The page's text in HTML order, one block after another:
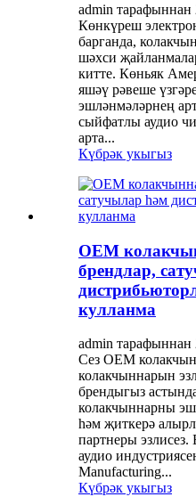
admin тарафыннан
Көнкүреш
барганда,
шәхси
китте. Көньяк
яшәү рәвеше
эшләнмәләрнең
сыйфатлы аудио
арта...
Күбрәк укыгыз
OEM
брендлар,
кулланма
admin тарафыннан
Сез OEM
колакчыннарын
брендыгыз
колакчыннарны
һәм җиткерә
партнеры эзлисез.
аудио
Manufacturing...
Күбрәк укыгыз